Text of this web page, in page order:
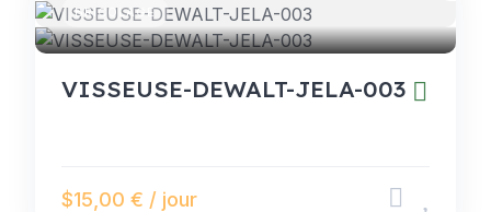
BRICOLAGE
VISSEUSE-DEWALT-JELA-003
$15,00 € / jour